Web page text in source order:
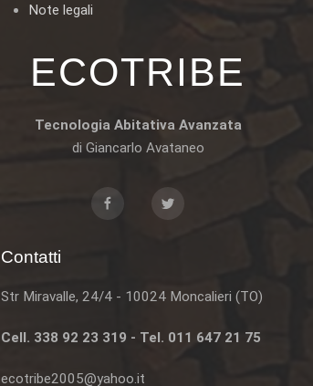
Note legali
ECOTRIBE
Tecnologia Abitativa Avanzata
di Giancarlo Avataneo
Contatti
Str Miravalle, 24/4 - 10024 Moncalieri (TO)
Cell. 338 92 23 319 - Tel. 011 647 21 75
ecotribe2005@yahoo.it